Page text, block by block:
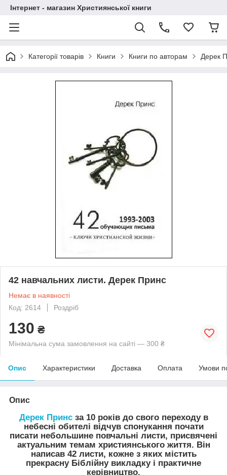
Інтернет - магазин Християнської книги
Категорії товарів Книги Книги по авторам Дерек
42 навчальних листи. Дерек Принс
Немає в наявності
Код: 2614
Роздріб
130 ₴
Мінімальна сума замовлення на сайті — 300 ₴
Опис Характеристики Доставка Оплата Умови
Опис
Дерек Принсза 10 років до свого переходу в
небесні обителі відчув спонукання почати
писати небольшине повчальні листи, присвячені
актуальним темам християнського життя. Він
написав 42 листи, кожне з яких містить
прекрасну Біблійну викладку і практичне
керівництво.